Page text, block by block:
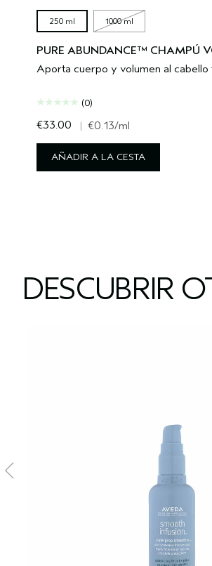
250 ml 1000 ml
PURE ABUNDANCE™ CHAMPÚ
Aporta cuerpo y volumen al cabello
(0)
€33.00 | €0.13/ml
AÑADIR A LA CESTA
DESCUBRIR